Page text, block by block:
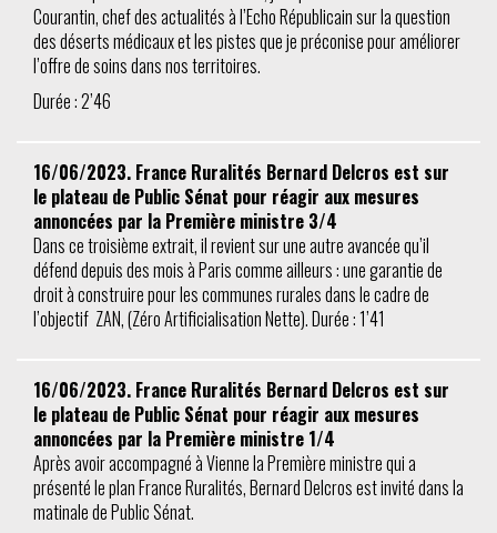
Courantin, chef des actualités à l’Echo Républicain sur la question
des déserts médicaux et les pistes que je préconise pour améliorer
l’offre de soins dans nos territoires.
Durée : 2’46
16/06/2023. France Ruralités Bernard Delcros est sur
le plateau de Public Sénat pour réagir aux mesures
annoncées par la Première ministre 3/4
Dans ce troisième extrait, il revient sur une autre avancée qu’il
défend depuis des mois à Paris comme ailleurs : une garantie de
droit à construire pour les communes rurales dans le cadre de
l’objectif ZAN, (Zéro Artificialisation Nette). Durée : 1’41
16/06/2023. France Ruralités Bernard Delcros est sur
le plateau de Public Sénat pour réagir aux mesures
annoncées par la Première ministre 1/4
Après avoir accompagné à Vienne la Première ministre qui a
présenté le plan France Ruralités, Bernard Delcros est invité dans la
matinale de Public Sénat.